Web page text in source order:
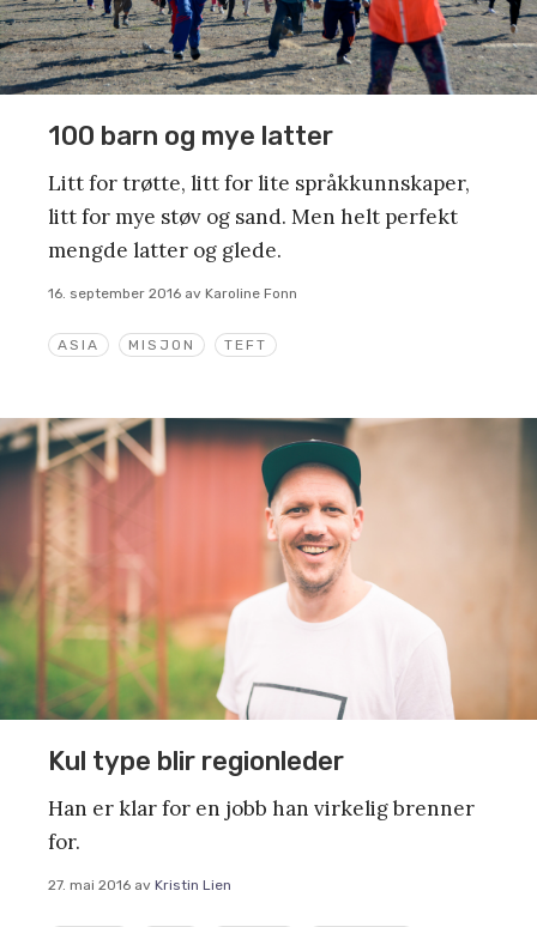
ASIA MISJON TEFT
100 barn og mye latter
Litt for trøtte, litt for lite språkkunnskaper,
litt for mye støv og sand. Men helt perfekt
mengde latter og glede.
16. september 2016 av Karoline Fonn
Kul type blir regionleder
Han er klar for en jobb han virkelig brenner
for.
27. mai 2016 av Kristin Lien